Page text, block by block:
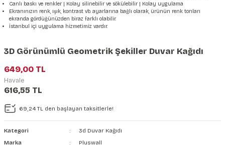
Uzay Duvar Kağıdı
Müzik Duvar Kağıdı
Sticker Seti
Canlı baskı ve renkler | Kolay silinebilir ve sökülebilir | Kolay uygulama
Ekranınızın renk, ışık, kontrast vb. ayarlarına bağlı olarak, ürünün renk tonları
ekranda gördüğünüzden biraz farklı olabilir.
İstanbul içi uygulama hizmetimiz vardır.
3D Görünümlü Geometrik Şekiller Duvar Kağıdı
649,00 TL
Havale
616,55 TL
69,24 TL den başlayan taksitlerle!
Kategori
3d Duvar Kağıdı
Marka
Pluswall